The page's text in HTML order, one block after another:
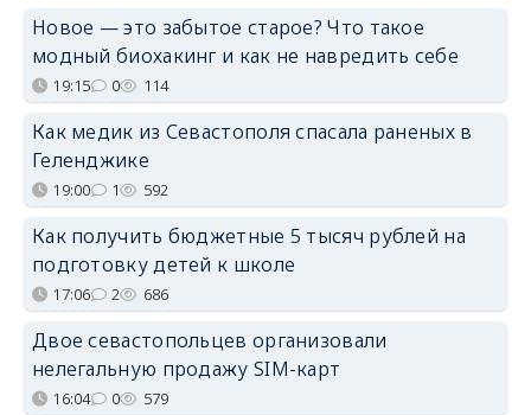
Новое — это забытое старое? Что такое
модный биохакинг и как не навредить себе
19:15 0 114
Как медик из Севастополя спасала раненых в
Геленджике
19:00 1 592
Как получить бюджетные 5 тысяч рублей на
подготовку детей к школе
17:06 2 686
Двое севастопольцев организовали
нелегальную продажу SIM-карт
16:04 0 579